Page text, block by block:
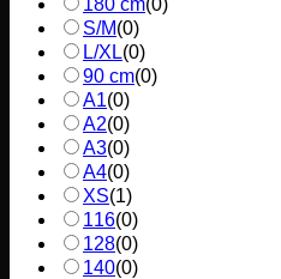
S/M(0)
L/XL(0)
90 cm(0)
A1(0)
A2(0)
A3(0)
A4(0)
XS(1)
116(0)
128(0)
140(0)